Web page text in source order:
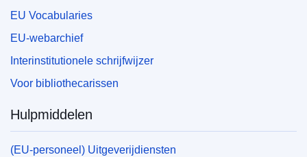
EU Vocabularies
EU-webarchief
Interinstitutionele schrijfwijzer
Voor bibliothecarissen
Hulpmiddelen
(EU-personeel) Uitgeverijdiensten